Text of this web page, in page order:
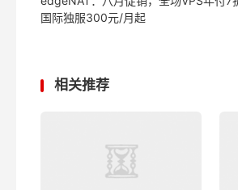
国际独服300元/月起
相关推荐